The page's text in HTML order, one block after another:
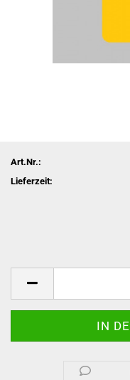
Art.Nr.:
Lieferzeit: